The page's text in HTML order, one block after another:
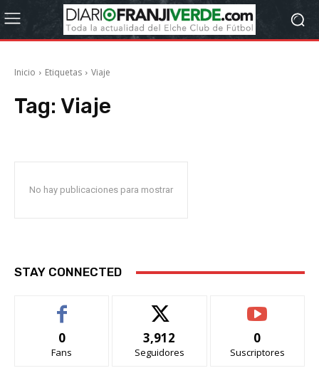
Inicio Etiquetas Viaje
Tag: Viaje
No hay publicaciones para mostrar
STAY CONNECTED
0
Fans
3,912
Seguidores
0
Suscriptores